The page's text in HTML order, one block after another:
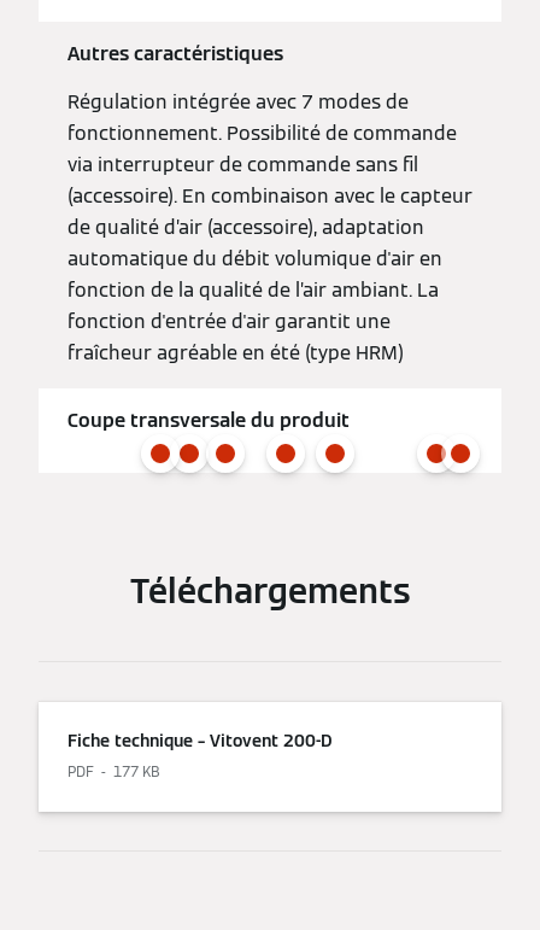
Autres caractéristiques
Régulation intégrée avec 7 modes de
fonctionnement. Possibilité de commande
via interrupteur de commande sans fil
(accessoire). En combinaison avec le capteur
de qualité d’air (accessoire), adaptation
automatique du débit volumique d'air en
fonction de la qualité de l’air ambiant. La
fonction d'entrée d'air garantit une
fraîcheur agréable en été (type HRM)
Coupe transversale du produit
Téléchargements
Fiche technique – Vitovent 200-D
PDF 177 KB